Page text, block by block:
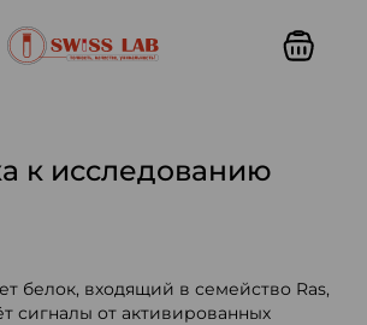
к исследованию
белок, входящий в семейство Ras,
сигналы от активированных